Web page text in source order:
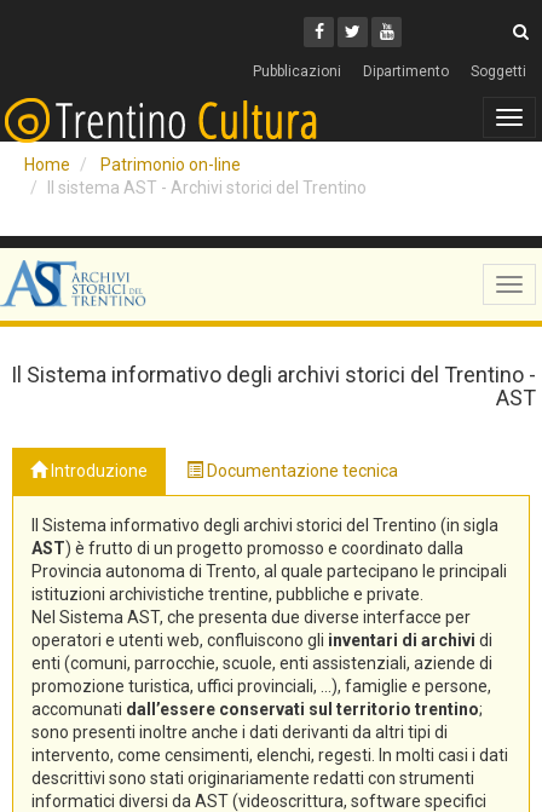
Facebook
Twitter
Youtube
Pubblicazioni Dipartimento Soggetti
Home
Patrimonio on-line
Il sistema AST - Archivi storici del Trentino
Il Sistema informativo degli archivi storici del Trentino -
AST
Introduzione Documentazione tecnica
Il Sistema informativo degli archivi storici del Trentino (in sigla
AST) è frutto di un progetto promosso e coordinato dalla
Provincia autonoma di Trento, al quale partecipano le principali
istituzioni archivistiche trentine, pubbliche e private.
Nel Sistema AST, che presenta due diverse interfacce per
operatori e utenti web, confluiscono gli inventari di archivi di
enti (comuni, parrocchie, scuole, enti assistenziali, aziende di
promozione turistica, uffici provinciali, ...), famiglie e persone,
accomunati dall’essere conservati sul territorio trentino;
sono presenti inoltre anche i dati derivanti da altri tipi di
intervento, come censimenti, elenchi, regesti. In molti casi i dati
descrittivi sono stati originariamente redatti con strumenti
informatici diversi da AST (videoscrittura, software specifici